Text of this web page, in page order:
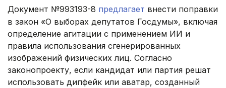
Документ №993193-8 предлагает внести поправки
в закон «О выборах депутатов Госдумы», включая
определение агитации с применением ИИ и
правила использования сгенерированных
изображений физических лиц. Согласно
законопроекту, если кандидат или партия решат
использовать дипфейк или аватар, созданный